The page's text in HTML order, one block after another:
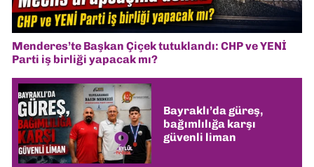
Menderes’te Başkan Çiçek tutuklandı: CHP ve YENİ
Parti iş birliği yapacak mı?
Bayraklı’da güreş,
bağımlılığa karşı
güvenli liman